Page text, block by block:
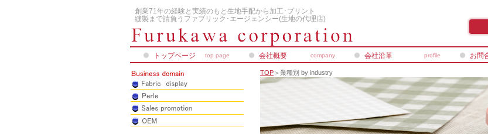
創業71年の経験と実績のもと生地手配から加工･プリント
縫製まで請負うファブリック･エージェンシー(生地の代理店)
TOP ＞業種別 by industry
top page
トップページ company
会社概要 profile
会社沿革 お問